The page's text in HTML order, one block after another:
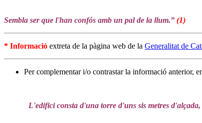
Sembla ser que l'han confós amb un pal de la llum.” (1)
* Informació extreta de la pàgina web de la Generalitat de
Per complementar i/o contrastar la informació anterior,
L'edifici consta d'una torre d'uns sis metres